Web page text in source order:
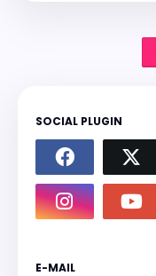
SOCIAL PLUGIN
E-MAIL